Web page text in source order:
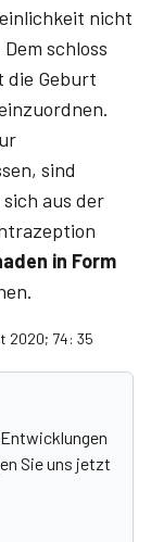
nicht
schloss
die Geburt
sind
aus der
in Form
2020; 74: 35
Sie uns jetzt